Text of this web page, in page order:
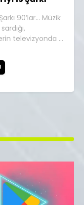
90’lar… Müzik
televizyonda …